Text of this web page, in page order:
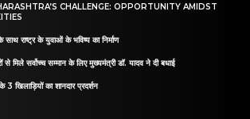
CHALLENGE: OPPORTUNITY AMIDST
राष्ट्र के युवाओं के भविष्य का निर्माण
से मिले सर्वोच्च सम्मान के लिए मुख्यमंत्री डॉ. यादव ने दी बधाई
खिलाड़ियों का शानदार प्रदर्शन